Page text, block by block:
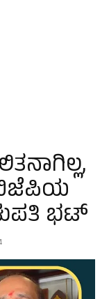
ಬಿಜೆಪಿಯ
ಭಟ್